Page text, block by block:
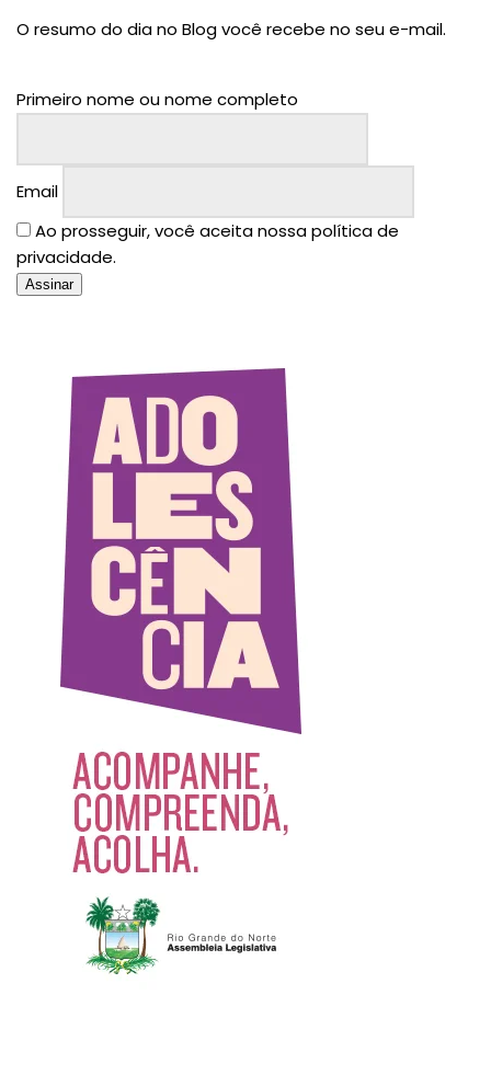
O resumo do dia no Blog você recebe no seu e-mail.
Primeiro nome ou nome completo
Email
Ao prosseguir, você aceita nossa política de
privacidade.